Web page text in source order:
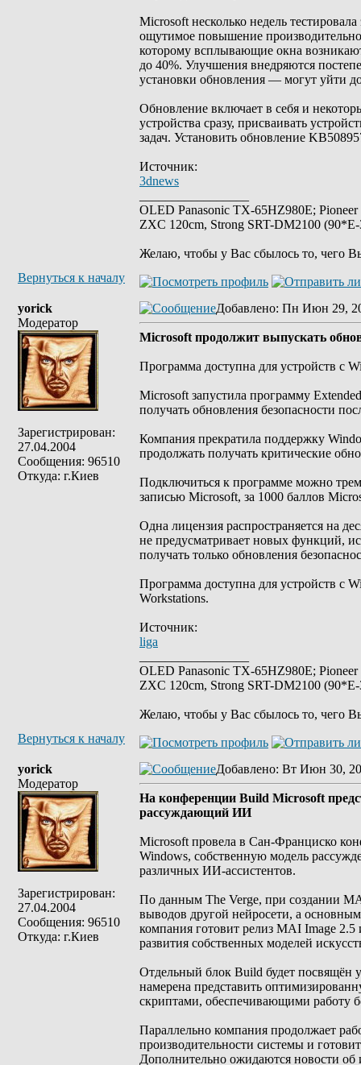
Microsoft несколько недель
ощутимое повышение
которому всплывающие окна
до 40%. Улучшения внедряются
установки обновления — могут уйти
Обновление включает в себя и
устройства сразу, присваивать
задач. Установить обновление
Источник:
3dnews
OLED Panasonic TX-65HZ980E;
ZXC 120cm, Strong SRT-DM2100
Желаю, чтобы у Вас сбылось то, чего
Вернуться к началу
yorick
Модератор
Зарегистрирован:
27.04.2004
Сообщения: 96510
Откуда: г.Киев
Добавлено: Пн Июн 29,
Microsoft продолжит выпускать
Программа доступна для устройств с
Microsoft запустила программу
получать обновления безопасности
Компания прекратила поддержку
продолжать получать критические
Подключиться к программе можно
записью Microsoft, за 1000 баллов
Одна лицензия распространяется на
не предусматривает новых функций,
получать только обновления
Программа доступна для устройств с
Workstations.
Источник:
liga
OLED Panasonic TX-65HZ980E;
ZXC 120cm, Strong SRT-DM2100
Желаю, чтобы у Вас сбылось то, чего
Вернуться к началу
yorick
Модератор
Зарегистрирован:
27.04.2004
Сообщения: 96510
Откуда: г.Киев
Добавлено: Вт Июн 30,
На конференции Build Microsoft
рассуждающий ИИ
Microsoft провела в Сан-Франциско
Windows, собственную модель
различных ИИ-ассистентов.
По данным The Verge, при создании
выводов другой нейросети, а
компания готовит релиз MAI Image
развития собственных моделей
Отдельный блок Build будет посвящён
намерена представить
скриптами, обеспечивающими работу
Параллельно компания продолжает
производительности системы и
Дополнительно ожидаются новости